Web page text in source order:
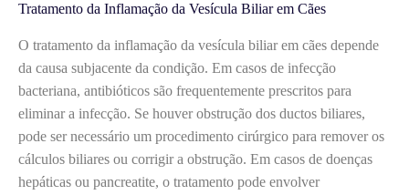
Tratamento da Inflamação da Vesícula Biliar em Cães
O tratamento da inflamação da vesícula biliar em cães depende
da causa subjacente da condição. Em casos de infecção
bacteriana, antibióticos são frequentemente prescritos para
eliminar a infecção. Se houver obstrução dos ductos biliares,
pode ser necessário um procedimento cirúrgico para remover os
cálculos biliares ou corrigir a obstrução. Em casos de doenças
hepáticas ou pancreatite, o tratamento pode envolver